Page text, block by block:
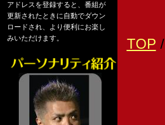
アドレスを登録すると、番組が
更新されたときに自動でダウン
ロードされ、より便利にお楽し
みいただけます。
TOP /